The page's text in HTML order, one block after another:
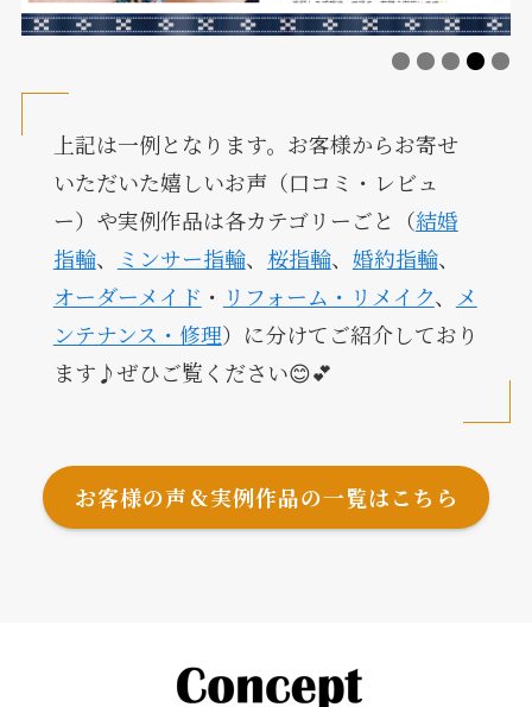
上記は一例となります。お客様からお寄せ
いただいた嬉しいお声（口コミ・レビュ
ー）や実例作品は各カテゴリーごと（結婚
指輪、 ミンサー指輪、 桜指輪、 婚約指輪、
オーダーメイド ・ リフォーム・リメイク、 メ
ンテナンス・修理）に分けてご紹介しており
ます♪ぜひご覧ください😊💕
お客様の声＆実例作品の一覧はこちら